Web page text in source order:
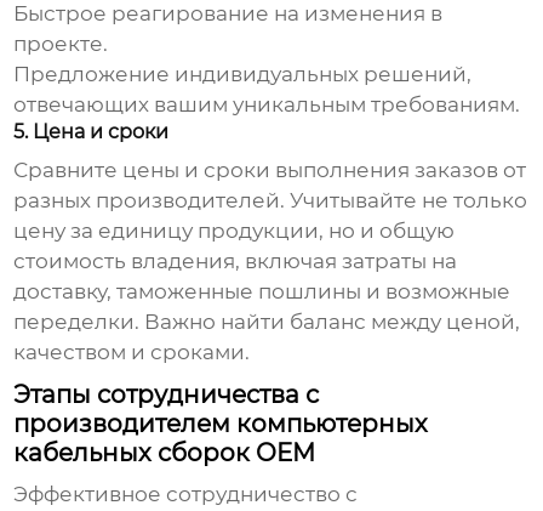
Быстрое реагирование на изменения в
проекте.
Предложение индивидуальных решений,
отвечающих вашим уникальным требованиям.
5. Цена и сроки
Сравните цены и сроки выполнения заказов от
разных производителей. Учитывайте не только
цену за единицу продукции, но и общую
стоимость владения, включая затраты на
доставку, таможенные пошлины и возможные
переделки. Важно найти баланс между ценой,
качеством и сроками.
Этапы сотрудничества с
производителем компьютерных
кабельных сборок OEM
Эффективное сотрудничество с